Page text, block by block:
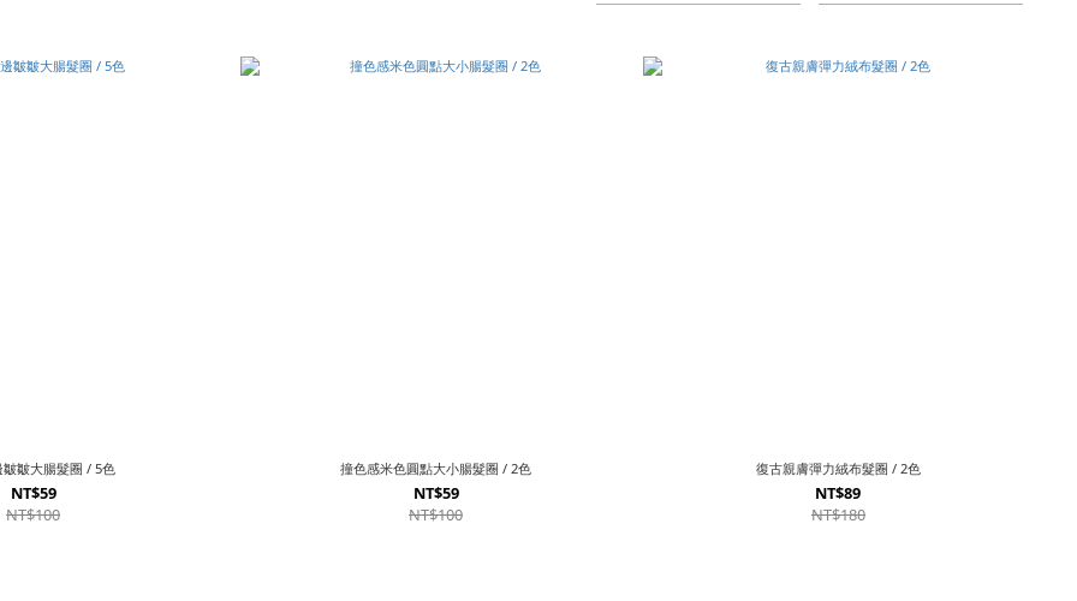
皺大腸髮圈 / 5色
NT$59
NT$100
撞色感米色圓點大小腸髮圈 / 2色
NT$59
NT$100
復古親膚彈力絨布髮圈 / 2色
NT$89
NT$180